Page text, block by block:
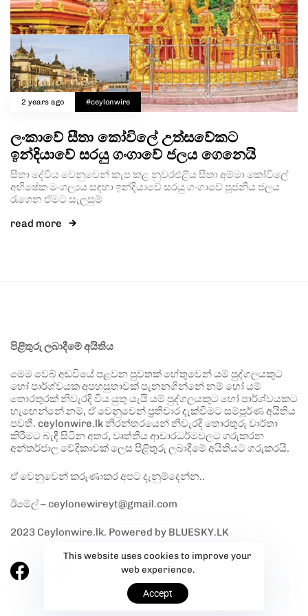
2 years ago #ceylonwire
ලංකාවේ සීතා කෝවිලේ උත්සවේකට
ඉන්දියාවේ සරයු ගංගාවේ ජලය ගෙනෙයි
සීතා දේවිය වෙනුවෙන් කැප කළ නුවරඑළිය සීතා අම්මා කෝවිලේ
අභිෂේක මංගල්‍යය සඳහා ඉන්දියාවේ සරයු ගංගාවේ පූජනීය ජලය
රැගෙන ඒමට සැලසුම්
read more
පිළිතුරු ලබාදීමේ අයිතිය
මෙම වෙබ් අඩවියේ පළවන පුවතක් හේතුවෙන් යම් පුද්ගලයකුට
හෝ පාර්ශ්වයක අපහසුතාවක් පැනනගින්නේ නම් හෝ යම්
තොරතුරක් නිවැරදි විය යුතු යැයි යම් පුද්ගලයකුට හෝ පාර්ශ්වයකට
හැඟෙන්නේ නම්, ඒ වෙනුවෙන් ප්‍රතිචාර දැක්වීමට සම්පූර්ණ අයිතිය
පවතී. ceylonwire.lk නිරන්තරයෙන් නිවැරදි තොරතුරු වාර්තා
කිරීමට බැඳී සිටින අතර, වෘත්තීය ආචාරධර්මවලට ගරුකරන
අන්තර්ජාල වේදිකාවක් ලෙස පිළිතුරු ලබාදීමේ අයිතියට ගරුකරයි.
ඒ වෙනුවෙන් කරුණාකර අපට දැනුම්දෙන්න..
ඊමේල් – ceylonewireyt@gmail.com
2023 Ceylonwire.lk. Powered by BLUESKY.LK
This website uses cookies to improve your
web experience.
Accept